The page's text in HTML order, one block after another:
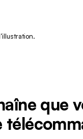
que